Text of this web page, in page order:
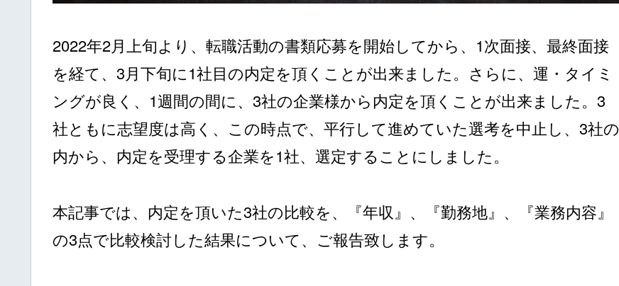
2022年2月上旬より、転職活動の書類応募を開始してから、1次面接、最終面接
を経て、3月下旬に1社目の内定を頂くことが出来ました。さらに、運・タイミ
ングが良く、1週間の間に、3社の企業様から内定を頂くことが出来ました。3
社ともに志望度は高く、この時点で、平行して進めていた選考を中止し、3社の
内から、内定を受理する企業を1社、選定することにしました。
本記事では、内定を頂いた3社の比較を、『年収』、『勤務地』、『業務内容』
の3点で比較検討した結果について、ご報告致します。